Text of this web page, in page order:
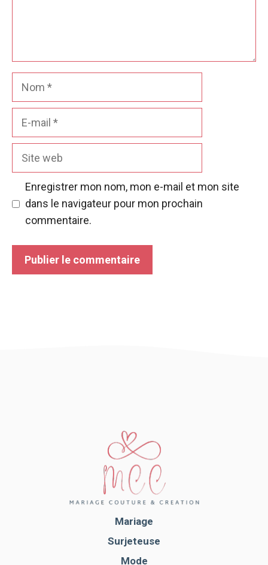
Enregistrer mon nom, mon e-mail et mon site
dans le navigateur pour mon prochain
commentaire.
Mariage
Surjeteuse
Mode